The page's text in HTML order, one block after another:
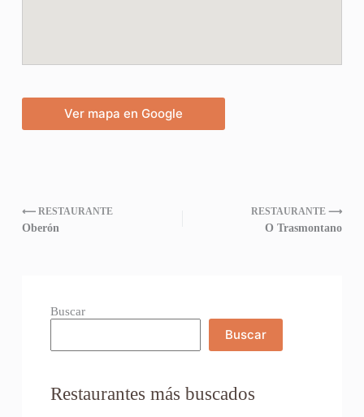
Ver mapa en Google
⟵ RESTAURANTE
Oberón
RESTAURANTE ⟶
O Trasmontano
Buscar
Buscar
Restaurantes más buscados